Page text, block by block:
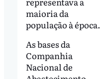
maioria da
população à época.
As bases da
Companhia
Nacional de